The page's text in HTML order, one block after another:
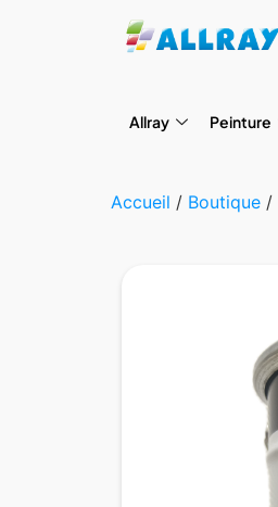
Allray Peinture
Accueil / Boutique /